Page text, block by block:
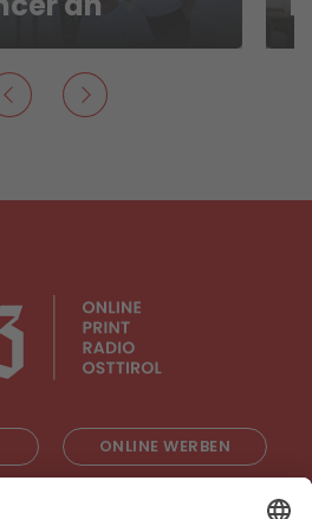
ONLINE WERBEN